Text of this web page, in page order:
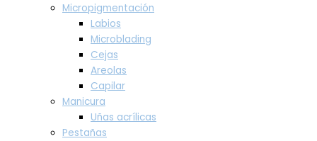
Micropigmentación
Labios
Microblading
Cejas
Areolas
Capilar
Manicura
Uñas acrílicas
Pestañas